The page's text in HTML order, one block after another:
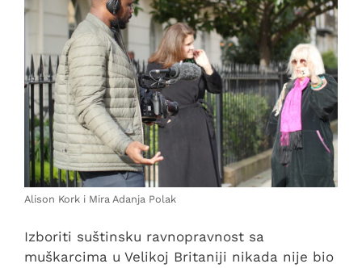
Alison Kork i Mira Adanja Polak
Izboriti suštinsku ravnopravnost sa
muškarcima u Velikoj Britaniji nikada nije bio